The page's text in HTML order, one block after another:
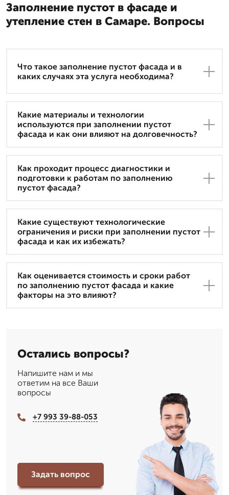
Заполнение пустот в фасаде и
утепление стен в Самаре. Вопросы
Что такое заполнение пустот фасада и в
каких случаях эта услуга необходима?
Какие материалы и технологии
используются при заполнении пустот
фасада и как они влияют на долговечность?
Как проходит процесс диагностики и
подготовки к работам по заполнению
пустот фасада?
Какие существуют технологические
ограничения и риски при заполнении пустот
фасада и как их избежать?
Как оценивается стоимость и сроки работ
по заполнению пустот фасада и какие
факторы на это влияют?
Остались вопросы?
Напишите нам и мы
ответим на все Ваши
вопросы
+7 993 39-88-053
Задать вопрос